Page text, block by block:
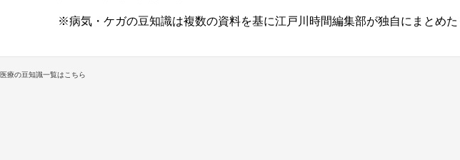
※病気・ケガの豆知識は複数の資料を基に江戸川時間編集部が独自にまとめた
医療の豆知識一覧はこちら